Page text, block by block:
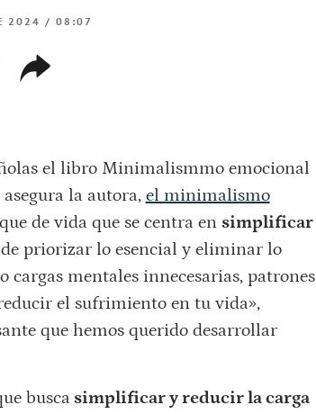
2024 / 08:07
copiar
enlace
el libro Minimalismmo emocional
asegura la autora, el minimalismo
de vida que se centra en simplificar
priorizar lo esencial y eliminar lo
mentales innecesarias, patrones
el sufrimiento en tu vida»,
que hemos querido desarrollar
buscasimplificar y reducir la carga